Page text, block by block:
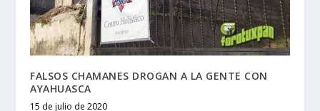
FALSOS CHAMANES DROGAN A LA GENTE CON
AYAHUASCA
15 de julio de 2020